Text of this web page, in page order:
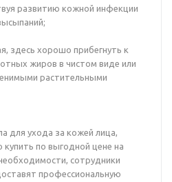
развитию кожной инфекции
здесь хорошо прибегнуть к
жиров в чистом виде или
растительными
для ухода за кожей лица,
по выгодной цене на
сотрудники
профессиональную